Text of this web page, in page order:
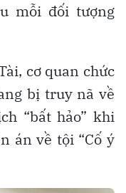
mỗi đối tượng
cơ quan chức
bị truy nã về
“bất hảo” khi
án về tội “Cố ý